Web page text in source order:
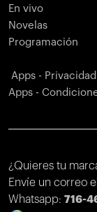
En vivo
Novelas
Programación
Apps - Privacidad
Apps -
¿Quieres tu
Envíe un correo
Whatsapp: 716-